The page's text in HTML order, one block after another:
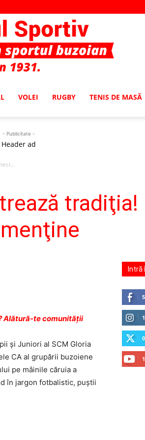
VOLEI RUGBY TENIS DE MASĂ
- Publicitate -
Header ad
tradiţia!
Alătură-te comunității
şi Juniori al SCM Gloria
CA al grupării buzoiene
pe mâinile căruia a
în jargon fotbalistic, puştii
Intră
0